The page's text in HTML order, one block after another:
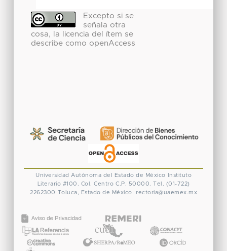
Excepto si se
señala otra
cosa, la licencia del ítem se
describe como openAccess
Universidad Autónoma del Estado de México
Instituto
Literario #100. Col. Centro C.P. 50000. Tel. (01-722)
2262300
Toluca, Estado de México. rectoria@uaemex.mx